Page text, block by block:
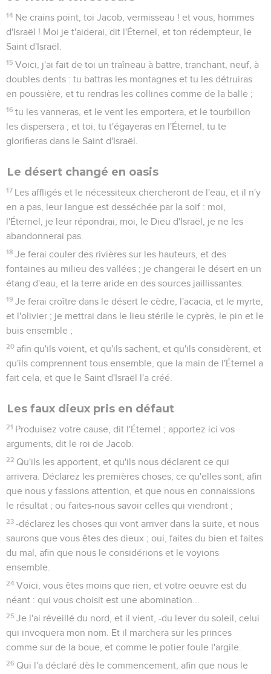
14 Ne crains point, toi Jacob, vermisseau ! et vous, hommes
d'Israël ! Moi je t'aiderai, dit l'Éternel, et ton rédempteur, le
Saint d'Israël.
15 Voici, j'ai fait de toi un traîneau à battre, tranchant, neuf, à
doubles dents : tu battras les montagnes et tu les détruiras
en poussière, et tu rendras les collines comme de la balle ;
16 tu les vanneras, et le vent les emportera, et le tourbillon
les dispersera ; et toi, tu t'égayeras en l'Éternel, tu te
glorifieras dans le Saint d'Israël.
Le désert changé en oasis
17 Les affligés et le nécessiteux chercheront de l'eau, et il n'y
en a pas, leur langue est desséchée par la soif : moi,
l'Éternel, je leur répondrai, moi, le Dieu d'Israël, je ne les
abandonnerai pas.
18 Je ferai couler des rivières sur les hauteurs, et des
fontaines au milieu des vallées ; je changerai le désert en un
étang d'eau, et la terre aride en des sources jaillissantes.
19 Je ferai croître dans le désert le cèdre, l'acacia, et le myrte,
et l'olivier ; je mettrai dans le lieu stérile le cyprès, le pin et le
buis ensemble ;
20 afin qu'ils voient, et qu'ils sachent, et qu'ils considèrent, et
qu'ils comprennent tous ensemble, que la main de l'Éternel a
fait cela, et que le Saint d'Israël l'a créé.
Les faux dieux pris en défaut
21 Produisez votre cause, dit l'Éternel ; apportez ici vos
arguments, dit le roi de Jacob.
22 Qu'ils les apportent, et qu'ils nous déclarent ce qui
arrivera. Déclarez les premières choses, ce qu'elles sont, afin
que nous y fassions attention, et que nous en connaissions
le résultat ; ou faites-nous savoir celles qui viendront ;
23 -déclarez les choses qui vont arriver dans la suite, et nous
saurons que vous êtes des dieux ; oui, faites du bien et faites
du mal, afin que nous le considérions et le voyions
ensemble.
24 Voici, vous êtes moins que rien, et votre oeuvre est du
néant : qui vous choisit est une abomination...
25 Je l'ai réveillé du nord, et il vient, -du lever du soleil, celui
qui invoquera mon nom. Et il marchera sur les princes
comme sur de la boue, et comme le potier foule l'argile.
26 Qui l'a déclaré dès le commencement, afin que nous le